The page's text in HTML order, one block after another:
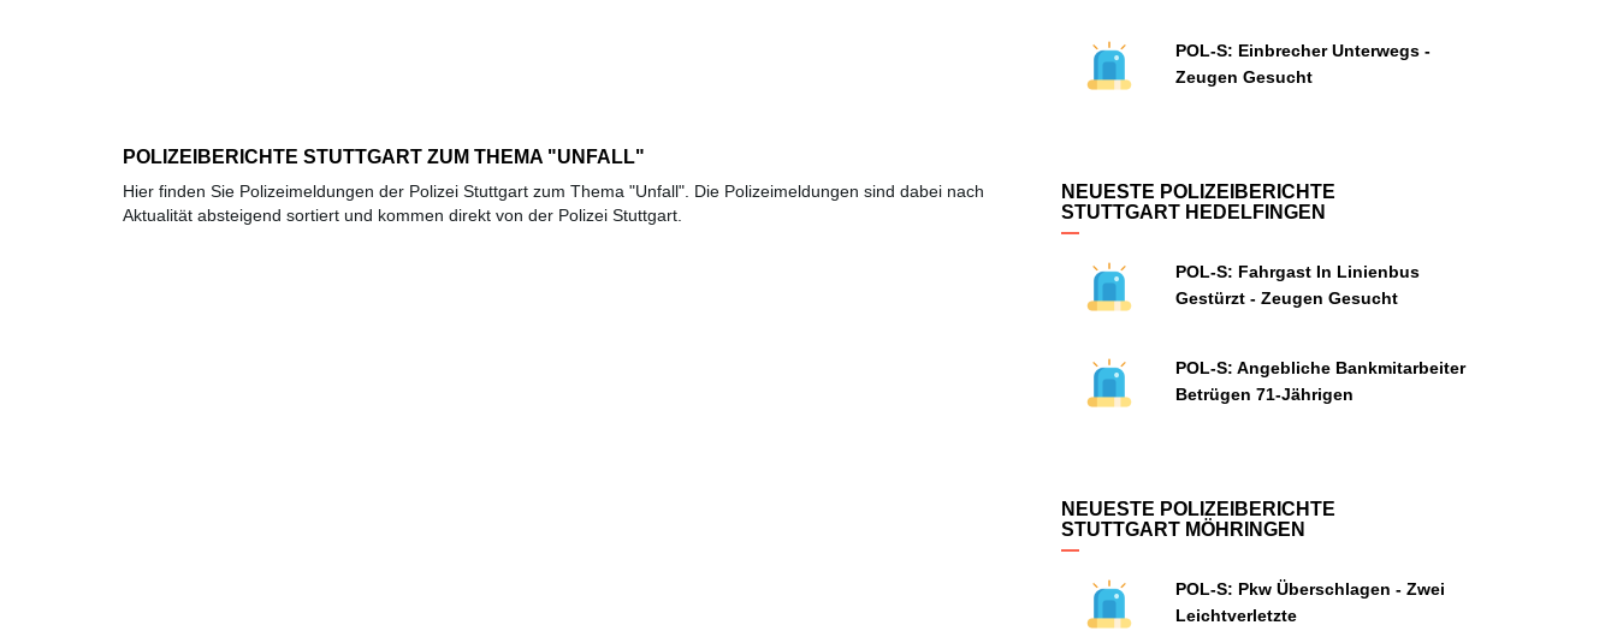
POLIZEIBERICHTE STUTTGART ZUM THEMA "UNFALL"
Hier finden Sie Polizeimeldungen der Polizei Stuttgart zum Thema "Unfall". Die Polizeimeldungen sind dabei nach
Aktualität absteigend sortiert und kommen direkt von der Polizei Stuttgart.
POL-S: Einbrecher Unterwegs -
Zeugen Gesucht
NEUESTE POLIZEIBERICHTE
STUTTGART HEDELFINGEN
POL-S: Fahrgast In Linienbus
Gestürzt - Zeugen Gesucht
POL-S: Angebliche Bankmitarbeiter
Betrügen 71-Jährigen
NEUESTE POLIZEIBERICHTE
STUTTGART MÖHRINGEN
POL-S: Pkw Überschlagen - Zwei
Leichtverletzte